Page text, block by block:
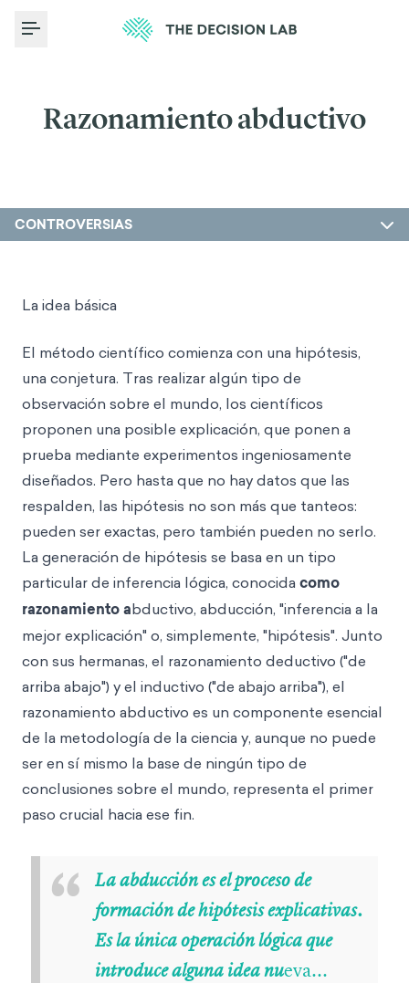
Toggle Menu
Razonamiento abductivo
CONTROVERSIAS
La idea básica
El método científico comienza con una hipótesis,
una conjetura. Tras realizar algún tipo de
observación sobre el mundo, los científicos
proponen una posible explicación, que ponen a
prueba mediante experimentos ingeniosamente
diseñados. Pero hasta que no hay datos que las
respalden, las hipótesis no son más que tanteos:
pueden ser exactas, pero también pueden no serlo.
La generación de hipótesis se basa en un tipo
particular de inferencia lógica, conocida como
razonamiento abductivo, abducción, "inferencia a la
mejor explicación" o, simplemente, "hipótesis". Junto
con sus hermanas, el razonamiento deductivo ("de
arriba abajo") y el inductivo ("de abajo arriba"), el
razonamiento abductivo es un componente esencial
de la metodología de la ciencia y, aunque no puede
ser en sí mismo la base de ningún tipo de
conclusiones sobre el mundo, representa el primer
paso crucial hacia ese fin.
“
La abducción es el proceso de
formación de hipótesis explicativas.
Es la única operación lógica que
introduce alguna idea nueva...